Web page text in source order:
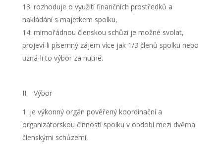
rozhoduje o využití finančních prostředků a
nakládání s majetkem spolku,
mimořádnou členskou schůzi je možné svolat,
projeví-li písemný zájem více jak 1/3 členů spolku nebo
uzná-li to výbor za nutné.
II. Výbor
je výkonný orgán pověřený koordinační a
organizátorskou činností spolku v období mezi dvěma
členskými schůzemi,